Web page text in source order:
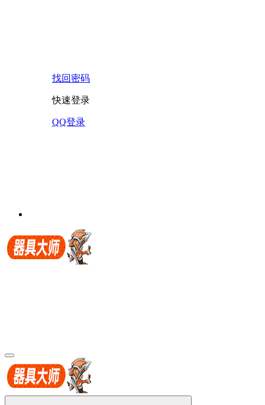
找回密码
快速登录
QQ登录